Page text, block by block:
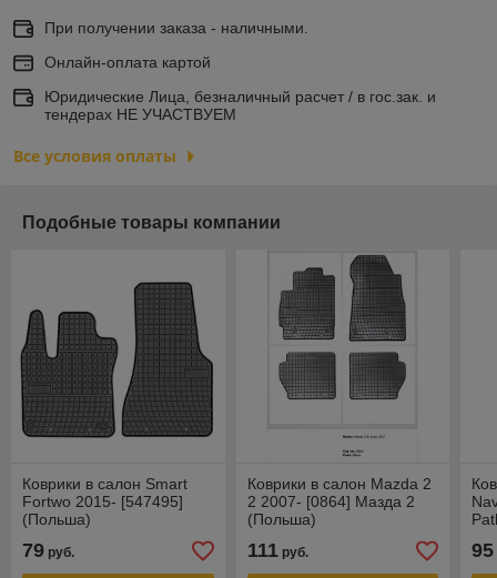
При получении заказа - наличными.
Онлайн-оплата картой
Юридические Лица, безналичный расчет / в гос.зак. и
тендерах НЕ УЧАСТВУЕМ
Все условия оплаты
Подобные товары компании
Коврики в салон Smart
Fortwo 2015- [547495]
(Польша)
79 руб.
Коврики в салон Mazda 2
2 2007- [0864] Мазда 2
(Польша)
111руб. 95